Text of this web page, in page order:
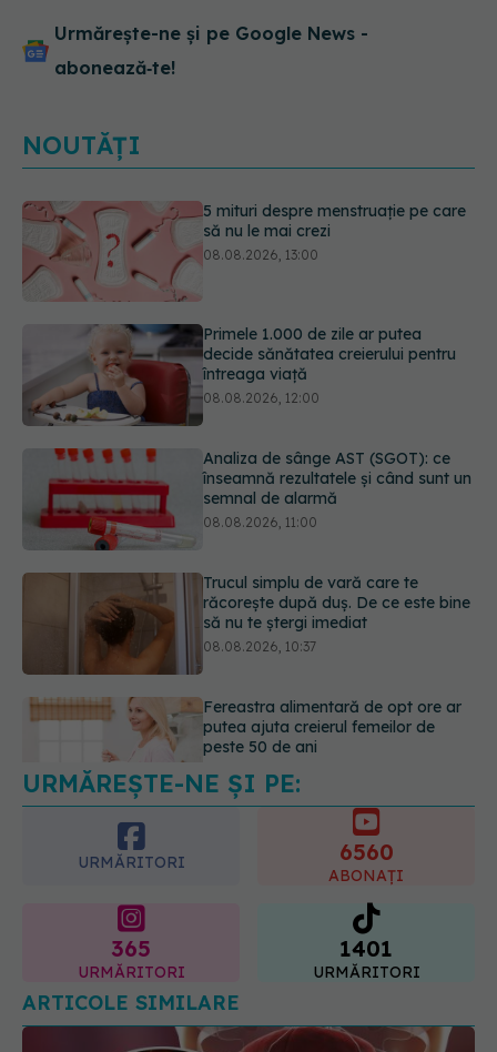
Urmărește-ne și pe Google News -
abonează‑te!
NOUTĂȚI
Primele 1.000 de zile ar putea
întreaga viață
Analiza de sânge AST (SGOT): ce
înseamnă rezultatele și când sunt un
semnal de alarmă
Trucul simplu de vară care te
răcorește după duș. De ce este bine
Fereastra alimentară de opt ore ar
putea ajuta creierul femeilor de
peste 50 de ani
5 mituri despre menstruație pe care
să nu le mai crezi
URMĂREȘTE-NE ȘI PE:
URMĂRITORI
365 1401
ARTICOLE SIMILARE